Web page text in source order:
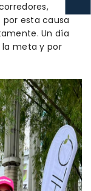
por esta causa
Un día
la meta y por